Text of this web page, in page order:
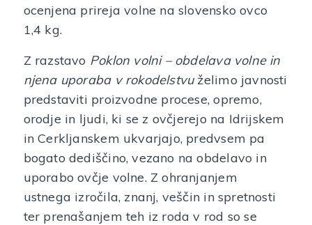
ocenjena prireja volne na slovensko ovco
1,4 kg.
Z razstavo Poklon volni – obdelava volne in
njena uporaba v rokodelstvuželimo javnosti
predstaviti proizvodne procese, opremo,
orodje in ljudi, ki se z ovčjerejo na Idrijskem
in Cerkljanskem ukvarjajo, predvsem pa
bogato dediščino, vezano na obdelavo in
uporabo ovčje volne. Z ohranjanjem
ustnega izročila, znanj, veščin in spretnosti
ter prenašanjem teh iz roda v rod so se